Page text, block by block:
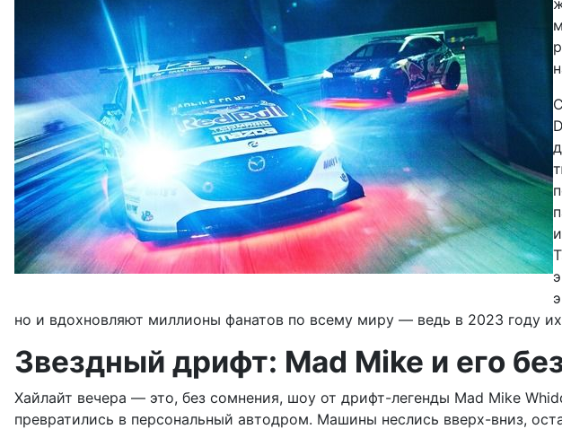
но и вдохновляют миллионы фанатов по всему миру — ведь в 2023 году
Звездный дрифт: Mad Mike и его
Хайлайт вечера — это, без сомнения, шоу от дрифт-легенды Mad Mike
превратились в персональный автодром. Машины неслись вверх-вниз,